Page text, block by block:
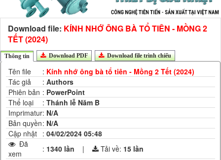
Download file: KÍNH NHỚ ÔNG BÀ TỔ TIÊN - MỒNG 2
TẾT (2024)
Thông tin Download PDF Download file trình chiếu
Tên file : Kính nhớ ông bà tổ tiên - Mồng 2 Tết (2024)
Tác giả
: Authors
Phiên bản : PowerPoint
Thể loại
: Thánh lễ Năm B
Imprimatur: N/A
Bản quyền: N/A
Cập nhật : 04/02/2024 05:48
Đã
xem
: 1340 lần | Tải về: 15 lần